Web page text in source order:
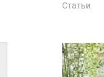
Статьи